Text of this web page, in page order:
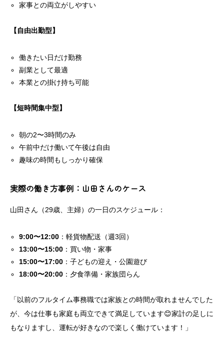
家事との両立がしやすい
【自由出勤型】
働きたい日だけ勤務
副業として最適
本業との掛け持ち可能
【短時間集中型】
朝の2〜3時間のみ
午前中だけ働いて午後は自由
趣味の時間もしっかり確保
実際の働き方事例：山田さんのケース
山田さん（29歳、主婦）の一日のスケジュール：
9:00〜12:00 ：軽貨物配送（週3回）
13:00〜15:00 ：買い物・家事
15:00〜17:00 ：子どもの迎え・公園遊び
18:00〜20:00 ：夕食準備・家族団らん
「以前のフルタイム事務職では家族との時間が取れませんでした
が、今は仕事も家庭も両立できて満足しています😊家計の足しに
もなりますし、運転が好きなので楽しく働けています！」